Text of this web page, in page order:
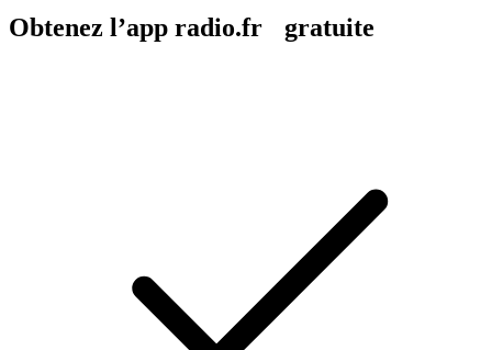
Obtenez l’app radio.fr gratuite